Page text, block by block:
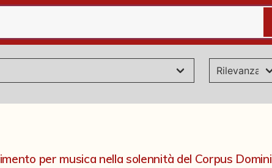
per musica nella solennità del Corpus Domini